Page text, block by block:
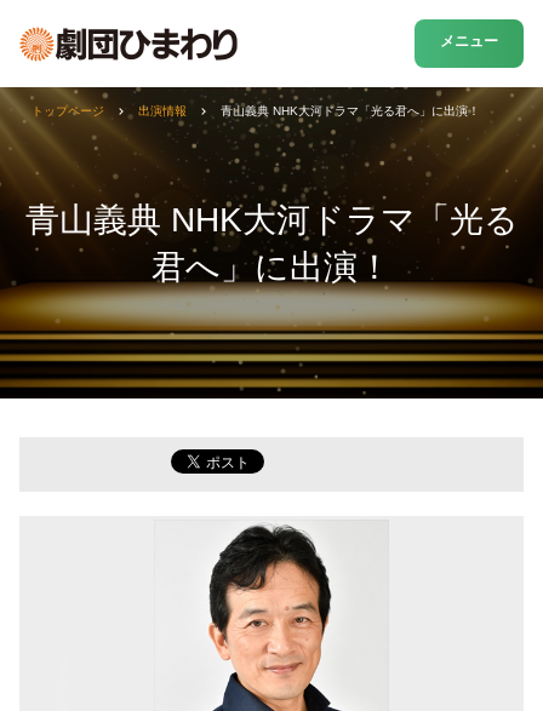
メニュー
青山義典 NHK大河ドラマ「光る
君へ」に出演！
トップページ 出演情報 青山義典 NHK大河ドラマ「光る君へ」に出演！